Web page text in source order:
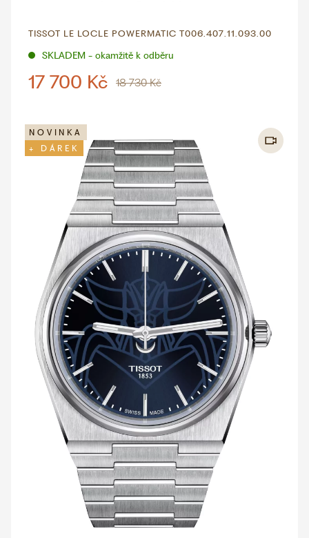
TISSOT LE LOCLE POWERMATIC T006.407.11.093.00
SKLADEM - okamžitě k odběru
17 700 Kč 18 730 Kč
NOVINKA
+ DÁREK